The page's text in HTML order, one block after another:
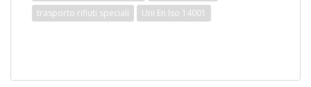
trasporto rifiuti speciali
Uni En Iso 14001